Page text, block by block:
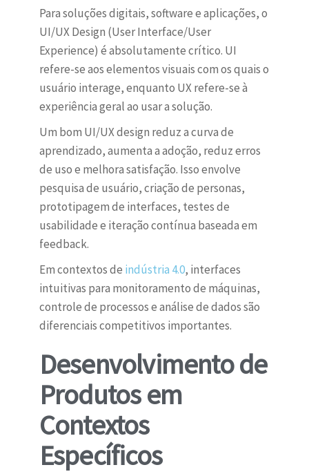
Para soluções digitais, software e aplicações, o
UI/UX Design (User Interface/User
Experience) é absolutamente crítico. UI
refere-se aos elementos visuais com os quais o
usuário interage, enquanto UX refere-se à
experiência geral ao usar a solução.
Um bom UI/UX design reduz a curva de
aprendizado, aumenta a adoção, reduz erros
de uso e melhora satisfação. Isso envolve
pesquisa de usuário, criação de personas,
prototipagem de interfaces, testes de
usabilidade e iteração contínua baseada em
feedback.
Em contextos de indústria 4.0, interfaces
intuitivas para monitoramento de máquinas,
controle de processos e análise de dados são
diferenciais competitivos importantes.
Desenvolvimento de
Produtos em
Contextos
Específicos